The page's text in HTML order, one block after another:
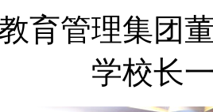
育管理集团
学校长